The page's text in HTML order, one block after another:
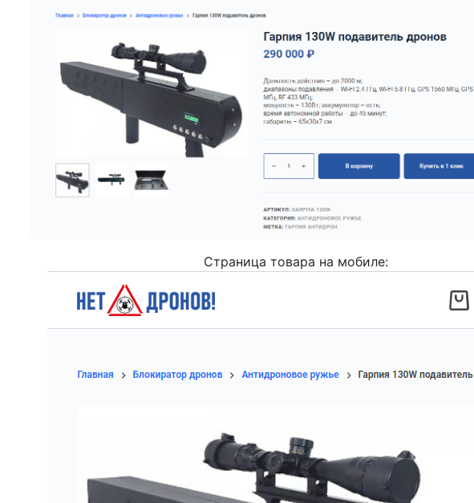
Страница товара на мобиле: